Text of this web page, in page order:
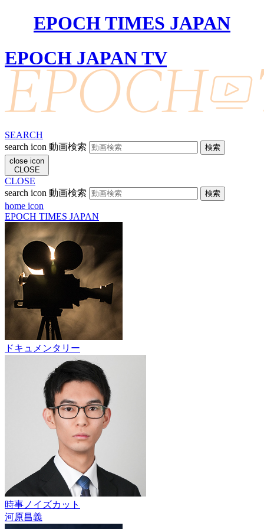
EPOCH TIMES JAPAN
EPOCH JAPAN TV
SEARCH
search icon 動画検索
close icon
CLOSE
CLOSE
search icon 動画検索
home icon
EPOCH TIMES JAPAN
ドキュメンタリー
時事ノイズカット
河原昌義